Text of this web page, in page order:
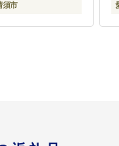
須市